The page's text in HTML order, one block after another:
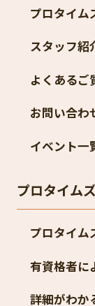
プロタイム
スタッフ紹
よくあるご
お問い合わ
イベント一
プロタイム
プロタイム
有資格者に
詳細がわか